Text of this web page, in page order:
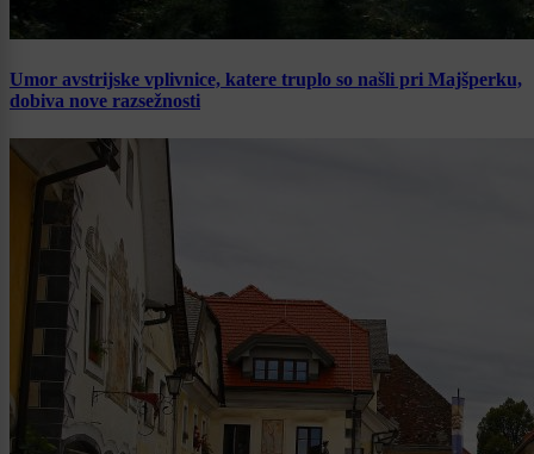
Umor avstrijske vplivnice, katere truplo so našli pri Majšperku,
dobiva nove razsežnosti